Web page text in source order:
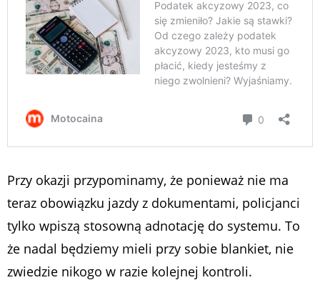
Przy okazji przypominamy, że ponieważ nie ma
teraz obowiązku jazdy z dokumentami, policjanci
tylko wpiszą stosowną adnotację do systemu. To
że nadal będziemy mieli przy sobie blankiet, nie
zwiedzie nikogo w razie kolejnej kontroli.